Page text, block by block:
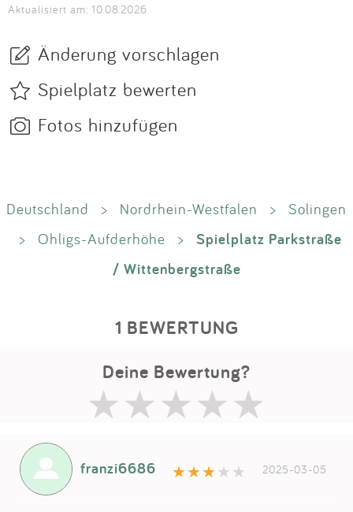
Aktualisiert am: 10.08.2026
Änderung vorschlagen
Spielplatz bewerten
Fotos hinzufügen
Deutschland > Nordrhein-Westfalen >
Solingen
>
Ohligs-Aufderhöhe >
Spielplatz Parkstraße
/ Wittenbergstraße
1 BEWERTUNG
Deine Bewertung?
franzi6686 2025-03-05